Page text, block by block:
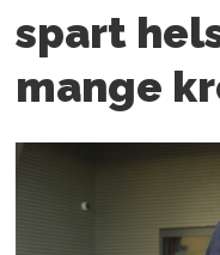
spart
mange